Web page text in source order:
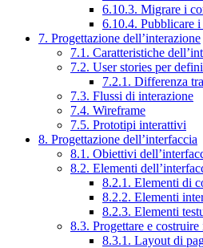
6.10.3. Migrare i
6.10.4. Pubblicare
7. Progettazione dell’interazione
7.1. Caratteristiche
7.2. User stories per
7.2.1. Differenza
7.3. Flussi di interazione
7.4. Wireframe
7.5. Prototipi interattivi
8. Progettazione dell’interfaccia
8.1. Obiettivi
8.2. Elementi
8.2.1. Elementi di
8.2.2. Elementi
8.2.3. Elementi
8.3. Progettare e costruire
8.3.1. Layout di